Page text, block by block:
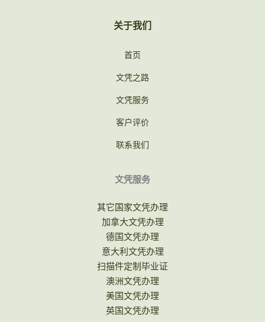
关于我们
首页
文凭之路
文凭服务
客户评价
联系我们
文凭服务
其它国家文凭办理
加拿大文凭办理
德国文凭办理
意大利文凭办理
扫描件定制毕业证
澳洲文凭办理
美国文凭办理
英国文凭办理